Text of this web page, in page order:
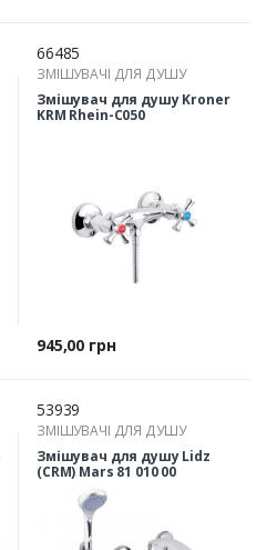
66485
ЗМІШУВАЧІ ДЛЯ ДУШУ
Змішувач для душу Kroner
KRM Rhein-C050
Ціна
945,00 грн
53939
ЗМІШУВАЧІ ДЛЯ ДУШУ
Змішувач для душу Lidz
(CRM) Mars 81 010 00